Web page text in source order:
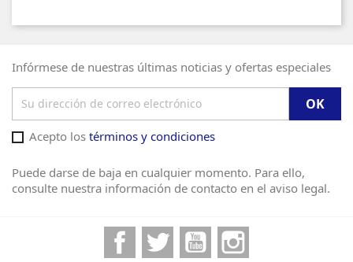
Infórmese de nuestras últimas noticias y ofertas especiales
Acepto los términos y condiciones
Puede darse de baja en cualquier momento. Para ello,
consulte nuestra información de contacto en el aviso legal.
FacebookTwitter YouTube